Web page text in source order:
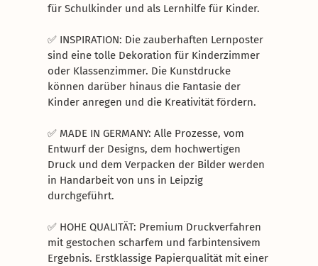
für Schulkinder und als Lernhilfe für Kinder.
✅ INSPIRATION: Die zauberhaften Lernposter
sind eine tolle Dekoration für Kinderzimmer
oder Klassenzimmer. Die Kunstdrucke
können darüber hinaus die Fantasie der
Kinder anregen und die Kreativität fördern.
✅ MADE IN GERMANY: Alle Prozesse, vom
Entwurf der Designs, dem hochwertigen
Druck und dem Verpacken der Bilder werden
in Handarbeit von uns in Leipzig
durchgeführt.
✅ HOHE QUALITÄT: Premium Druckverfahren
mit gestochen scharfem und farbintensivem
Ergebnis. Erstklassige Papierqualität mit einer